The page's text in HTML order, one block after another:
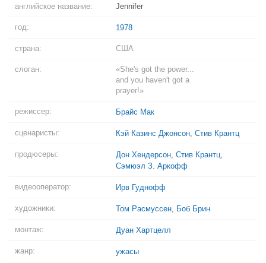
английское название: Jennifer
год: 1978
страна: США
слоган:
«She's got the power...
and you haven't got a
prayer!»
режиссер: Брайс Мак
сценаристы: Кэй Казинс Джонсон, Стив Крантц
продюсеры: Дон Хендерсон, Стив Крантц,
Сэмюэл З. Аркофф
видеооператор: Ирв Гуднофф
художники: Том Расмуссен, Боб Брин
монтаж: Дуан Хартцелл
жанр: ужасы